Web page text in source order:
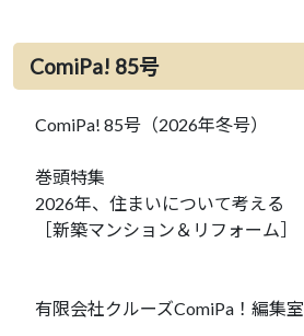
ComiPa! 85号
ComiPa! 85号（2026年冬号）
巻頭特集
2026年、住まいについて考える
［新築マンション＆リフォーム］
有限会社クルーズComiPa！編集室